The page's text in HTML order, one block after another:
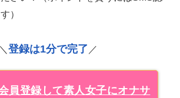
）
＼ 登録は1分で完了 ／
員登録して素人女子にオナサ